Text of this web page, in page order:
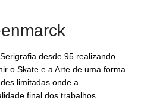
desde 95 realizando
o Skate e a Arte de uma forma
limitadas onde a
final dos trabalhos.